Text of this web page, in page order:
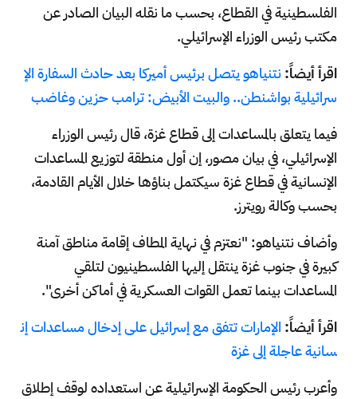
الفلسطينية في القطاع، بحسب ما نقله البيان الصادر عن
مكتب رئيس الوزراء الإسرائيلي.
اقرأ أيضاً:نتنياهو يتصل برئيس أميركا بعد حادث السفارة الإ
سرائيلية بواشنطن.. والبيت الأبيض: ترامب حزين وغاضب
فيما يتعلق بالمساعدات إلى قطاع غزة، قال رئيس الوزراء
الإسرائيلي، في بيان مصور، إن أول منطقة لتوزيع المساعدات
الإنسانية في قطاع غزة سيكتمل بناؤها خلال الأيام القادمة،
بحسب وكالة رويترز.
وأضاف نتنياهو: "نعتزم في نهاية المطاف إقامة مناطق آمنة
كبيرة في جنوب غزة ينتقل إليها الفلسطينيون لتلقي
المساعدات بينما تعمل القوات العسكرية في أماكن أخرى".
اقرأ أيضاً: الإمارات تتفق مع إسرائيل على إدخال مساعدات إن
سانية عاجلة إلى غزة
وأعرب رئيس الحكومة الإسرائيلية عن استعداده لوقف إطلاق